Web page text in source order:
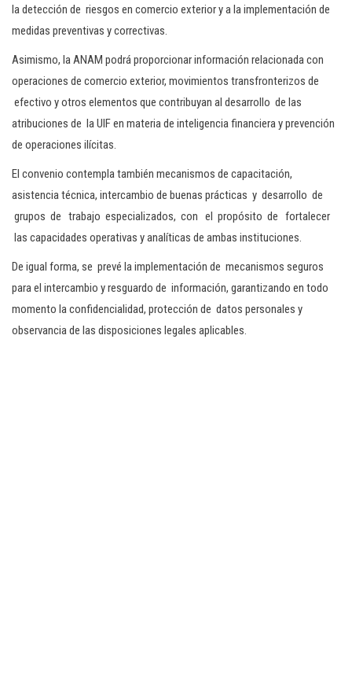
la detección de riesgos en comercio exterior y a la implementación de
medidas preventivas y correctivas.
Asimismo, la ANAM podrá proporcionar información relacionada con
operaciones de comercio exterior, movimientos transfronterizos de
efectivo y otros elementos que contribuyan al desarrollo de las
atribuciones de la UIF en materia de inteligencia financiera y prevención
de operaciones ilícitas.
El convenio contempla también mecanismos de capacitación,
asistencia técnica, intercambio de buenas prácticas y desarrollo de
grupos de trabajo especializados, con el propósito de fortalecer
las capacidades operativas y analíticas de ambas instituciones.
De igual forma, se prevé la implementación de mecanismos seguros
para el intercambio y resguardo de información, garantizando en todo
momento la confidencialidad, protección de datos personales y
observancia de las disposiciones legales aplicables.